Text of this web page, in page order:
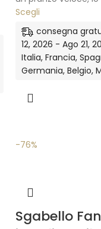
Scegli
consegna
12, 2026 - Ago 21,
Italia, Francia,
Germania, Belgio,
-76%
Sgabello